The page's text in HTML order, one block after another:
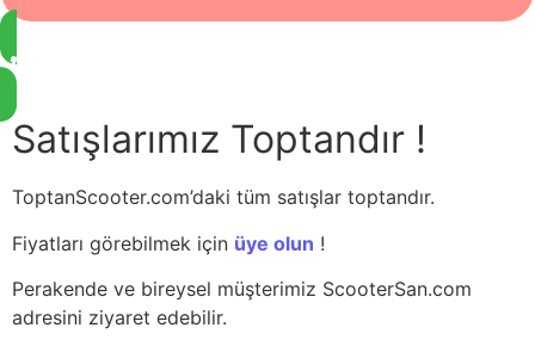
Satışlarımız Toptandır !
ToptanScooter.com’daki tüm satışlar toptandır.
Fiyatları görebilmek için üye olun !
Perakende ve bireysel müşterimiz ScooterSan.com
adresini ziyaret edebilir.